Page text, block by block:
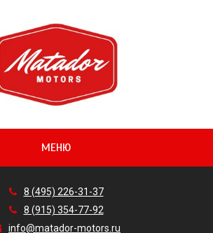
МЕНЮ
8 (495) 226-31-37
8 (915) 354-77-92
info@matador-motors.ru